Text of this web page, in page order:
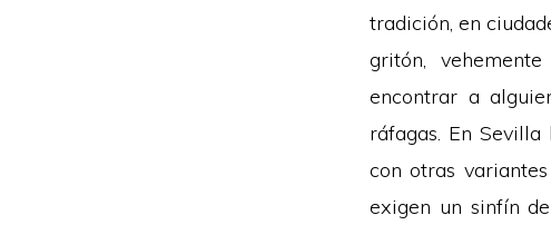
tradición, en
gritón,
encontrar a
ráfagas. En
con otras
exigen un sinfín